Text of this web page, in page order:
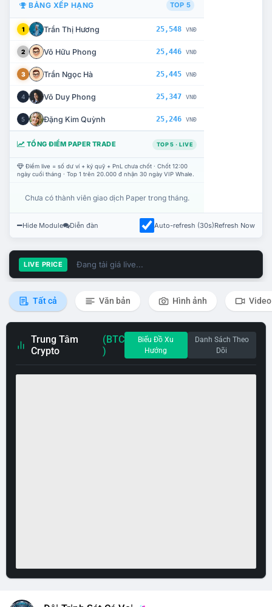
BẢNG XẾP HẠNG TOP 5
1 Trần Thị Hương 25,548 VNĐ
2 Võ Hữu Phong 25,446 VNĐ
3 Trần Ngọc Hà 25,445 VNĐ
4 Võ Duy Phong 25,347 VNĐ
5 Đặng Kim Quỳnh 25,246 VNĐ
TỔNG ĐIỂM PAPER TRADE TOP 5 · LIVE
Điểm live = số dư ví + ký quỹ + PnL chưa chốt · Chốt 12:00
ngày cuối tháng · Top 1 trên 20.000 đ nhận 30 ngày VIP Whale.
Chưa có thành viên giao dịch Paper trong tháng.
Hide Module Diễn đàn Auto-refresh (30s)Refresh Now
LIVE PRICE Đang tải giá live...
Tất cả Văn bản Hình ảnh Video
Trung Tâm
Crypto
(BTC
)
Biểu Đồ Xu
Hướng
Danh Sách Theo
Dõi